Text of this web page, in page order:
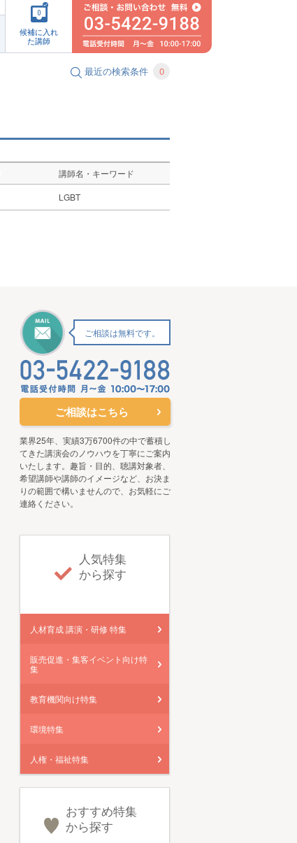
0
候補に入れ
た講師
最近の検索条件 0
講師名・キーワード
LGBT
ご相談は無料です。
ご相談はこちら
業界25年、実績3万6700件の中で蓄積し
てきた講演会のノウハウを丁寧にご案内
いたします。趣旨・目的、聴講対象者、
希望講師や講師のイメージなど、お決ま
りの範囲で構いませんので、お気軽にご
連絡ください。
人気特集
から探す
人材育成 講演・研修 特集
販売促進・集客イベント向け特
集
教育機関向け特集
環境特集
人権・福祉特集
おすすめ特集
から探す